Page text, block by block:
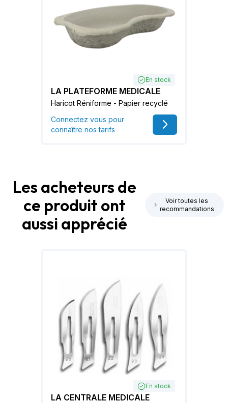
En stock
LA PLATEFORME MEDICALE
Haricot Réniforme - Papier recyclé
Connectez vous pour
connaître nos tarifs
Les acheteurs de
ce produit ont
aussi apprécié
Voir toutes les
recommandations
En stock
LA CENTRALE MEDICALE